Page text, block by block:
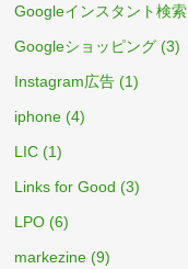
Googleインスタント検索
Googleショッピング (3)
Instagram広告 (1)
iphone (4)
LIC (1)
Links for Good (3)
LPO (6)
markezine (9)